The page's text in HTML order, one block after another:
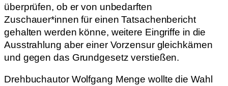
überprüfen, ob er von unbedarften
Zuschauer*innen für einen Tatsachenbericht
gehalten werden könne, weitere Eingriffe in die
Ausstrahlung aber einer Vorzensur gleichkämen
und gegen das Grundgesetz verstießen.
Drehbuchautor Wolfgang Menge wollte die Wahl